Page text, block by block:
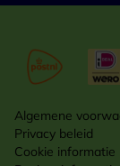
Algemene
Privacy beleid
Cookie informatie